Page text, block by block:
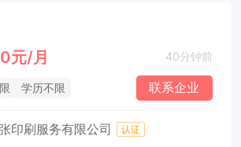
元/月 40分钟前
学历不限 联系企业
印刷服务有限公司 认证